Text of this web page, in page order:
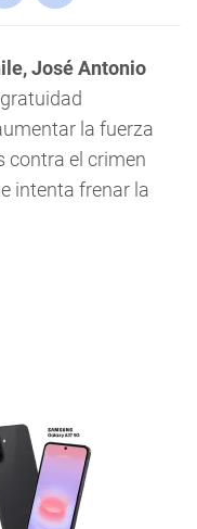
José Antonio
la fuerza
contra el crimen
intenta frenar la